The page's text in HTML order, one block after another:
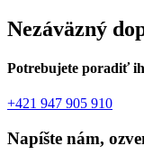
Nezáväzný
Potrebujete poradiť
+421 947 905 910
Napíšte nám,